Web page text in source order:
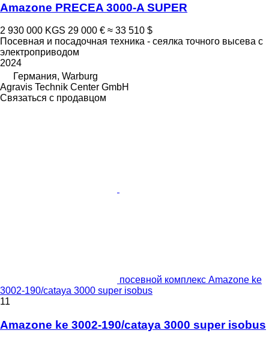
Amazone PRECEA 3000-A SUPER
2 930 000 KGS 29 000 € ≈ 33 510 $
Посевная и посадочная техника - сеялка точного высева с
электроприводом
2024
Германия, Warburg
Agravis Technik Center GmbH
Связаться с продавцом
посевной комплекс Amazone ke
3002-190/cataya 3000 super isobus
11
Amazone ke 3002-190/cataya 3000 super isobus